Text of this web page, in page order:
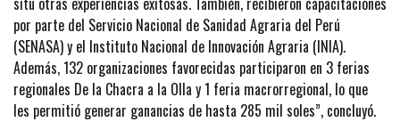
por parte del Servicio Nacional de Sanidad Agraria del Perú
(SENASA) y el Instituto Nacional de Innovación Agraria (INIA).
Además, 132 organizaciones favorecidas participaron en 3 ferias
regionales De la Chacra a la Olla y 1 feria macrorregional, lo que
les permitió generar ganancias de hasta 285 mil soles”, concluyó.